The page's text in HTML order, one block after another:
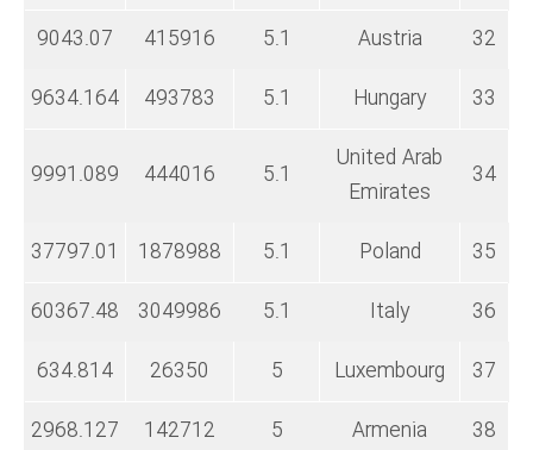
32
Austria
5.1
415916
9043.07
33
Hungary
5.1
493783
9634.164
34
United Arab
Emirates
5.1
444016
9991.089
35
Poland
5.1
1878988
37797.01
36
Italy
5.1
3049986
60367.48
37
Luxembourg
5
26350
634.814
38
Armenia
5
142712
2968.127